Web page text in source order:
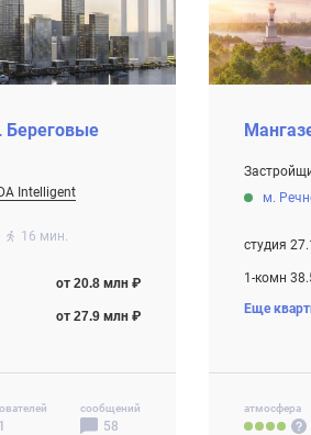
Береговые
Intelligent
16 мин.
от 20.8 млн ₽
от 27.9 млн ₽
сообщений
58
Строится
м.
студия
1-комн
2-комн
Еще
атмосфера